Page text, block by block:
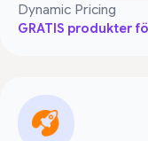
Dynamic Pricing
GRATIS produkter